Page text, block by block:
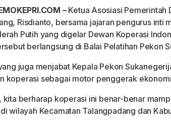
–Ketua Asosiasi Pemerintah
Risdianto, bersama jajaran pengurus inti
Putih yang digelar Dewan Koperasi
berlangsung di Balai Pelatihan Pekon
juga menjabat Kepala Pekon
koperasi sebagai motor penggerak
kita berharap koperasi ini benar-benar
wilayah Kecamatan Talangpadang dan